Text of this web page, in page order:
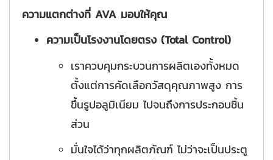
ความแตกต่างที่ AVA มอบให้คุณ
ความเป็นโรงงานโดยตรง (Total Control)
เราควบคุมกระบวนการผลิตเองทั้งหมด
ตั้งแต่การคัดเลือกวัสดุคุณภาพสูง การ
ขึ้นรูปอลูมิเนียม ไปจนถึงการประกอบชิ้น
ส่วน
มั่นใจได้ว่าทุกผลิตภัณฑ์ ไม่ว่าจะเป็นประตู